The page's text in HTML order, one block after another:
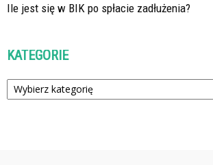
Ile jest się w BIK po spłacie zadłużenia?
KATEGORIE
Kategorie